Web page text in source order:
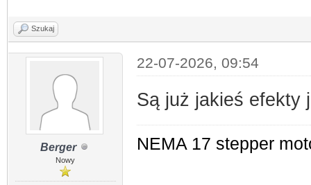
Szukaj
Berger
Nowy
22-07-2026, 09:54
Są już jakieś efekty
NEMA 17 stepper